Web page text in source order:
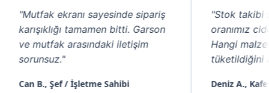
sayesinde sipariş
bitti. Garson
iletişim
Sahibi
"Stok takibi sayesinde fire
oranımız ciddi şekilde düştü.
Hangi malzemenin ne kadar
tüketildiğini anlık görüyoruz."
Deniz A., Kafe Müdürü